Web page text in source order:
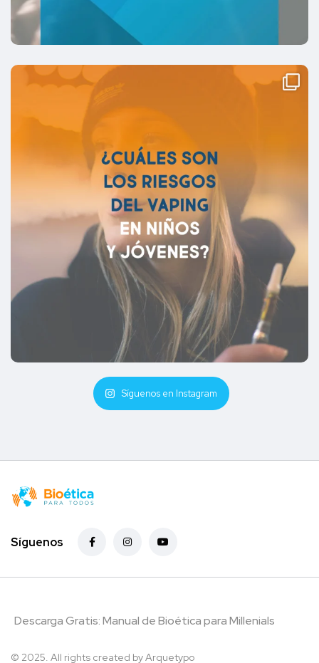
Síguenos en Instagram
Síguenos
Descarga Gratis: Manual de Bioética para Millenials
© 2025. All rights created byArquetypo